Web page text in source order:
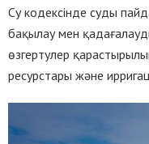
Су кодексінде суды
бақылау мен
өзгертулер
ресурстары және